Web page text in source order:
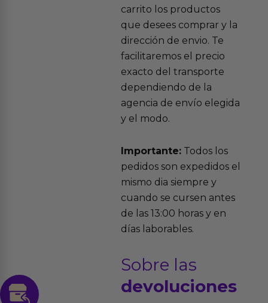
carrito los productos
que desees comprar y la
dirección de envio. Te
facilitaremos el precio
exacto del transporte
dependiendo de la
agencia de envío elegida
y el modo.
Importante:Todos los
pedidos son expedidos el
mismo dia siempre y
cuando se cursen antes
de las 13:00 horas y en
días laborables.
Sobre las
devoluciones